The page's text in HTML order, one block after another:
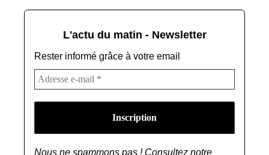
L'actu du matin - Newsletter
Rester informé grâce à votre email
Nous ne spammons pas ! Consultez notre